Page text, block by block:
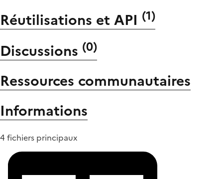
Réutilisations et API (1)
Discussions (0)
Ressources communautaires
Informations
4 fichiers principaux